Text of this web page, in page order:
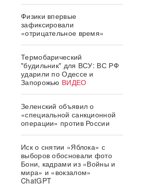
Физики впервые
зафиксировали
«отрицательное время»
Термобарический
"будильник" для ВСУ: ВС РФ
ударили по Одессе и
Запорожью ВИДЕО
Зеленский объявил о
«специальной санкционной
операции» против России
Иск о снятии «Яблока» с
выборов обосновали фото
Бони, кадрами из «Войны и
мира» и «вокзалом»
ChatGPT